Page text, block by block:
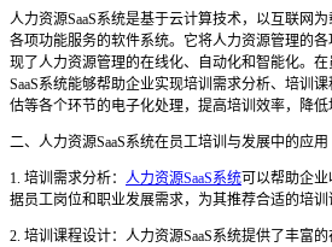
人力资源SaaS系统是基于云计算技术，以互联网
各项功能服务的软件系统。它将人力资源管理的
现了人力资源管理的在线化、自动化和智能化。
SaaS系统能够帮助企业实现培训需求分析、培训
估等各个环节的电子化处理，提高培训效率，降低
二、人力资源SaaS系统在员工培训与发展中的应用
1. 培训需求分析： 人力资源SaaS系统可以帮助企
据员工岗位和职业发展需求，为其推荐合适的培训
2. 培训课程设计：人力资源SaaS系统提供了丰富